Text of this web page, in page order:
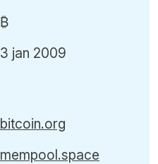
₿
3 jan 2009
bitcoin.org
mempool.space